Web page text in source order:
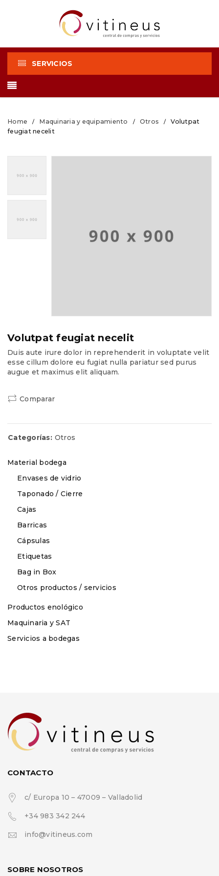
SERVICIOS
Home / Maquinaria y equipamiento / Otros /
Volutpat
feugiat necelit
Material bodega
Envases de vidrio
Taponado / Cierre
Cajas
Barricas
Cápsulas
Etiquetas
Bag in Box
Otros productos / servicios
Productos enológico
Maquinaria y SAT
Servicios a bodegas
Volutpat feugiat necelit
Duis aute irure dolor in reprehenderit in voluptate velit
esse cillum dolore eu fugiat nulla pariatur sed purus
augue et maximus elit aliquam.
Comparar
Categorías: Otros
CONTACTO
c/ Europa 10 – 47009 – Valladolid
+34 983 342 244
info@vitineus.com
SOBRE NOSOTROS